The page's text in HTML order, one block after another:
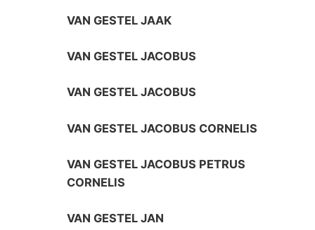
VAN GESTEL JAAK
VAN GESTEL JACOBUS
VAN GESTEL JACOBUS
VAN GESTEL JACOBUS CORNELIS
VAN GESTEL JACOBUS PETRUS
CORNELIS
VAN GESTEL JAN